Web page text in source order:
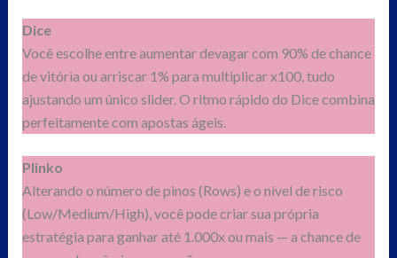
Dice
Você escolhe entre aumentar devagar com 90% de chance
de vitória ou arriscar 1% para multiplicar x100, tudo
ajustando um único slider. O ritmo rápido do Dice combina
perfeitamente com apostas ágeis.
Plinko
Alterando o número de pinos (Rows) e o nível de risco
(Low/Medium/High), você pode criar sua própria
estratégia para ganhar até 1.000x ou mais — a chance de